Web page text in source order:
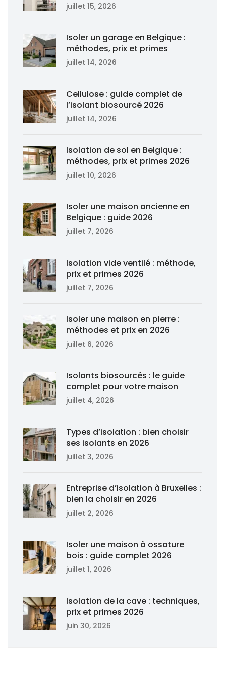
juillet 15, 2026
Isoler un garage en Belgique :
méthodes, prix et primes
juillet 14, 2026
Cellulose : guide complet de
l’isolant biosourcé 2026
juillet 14, 2026
Isolation de sol en Belgique :
méthodes, prix et primes 2026
juillet 10, 2026
Isoler une maison ancienne en
Belgique : guide 2026
juillet 7, 2026
Isolation vide ventilé : méthode,
prix et primes 2026
juillet 7, 2026
Isoler une maison en pierre :
méthodes et prix en 2026
juillet 6, 2026
Isolants biosourcés : le guide
complet pour votre maison
juillet 4, 2026
Types d’isolation : bien choisir
ses isolants en 2026
juillet 3, 2026
Entreprise d’isolation à Bruxelles :
bien la choisir en 2026
juillet 2, 2026
Isoler une maison à ossature
bois : guide complet 2026
juillet 1, 2026
Isolation de la cave : techniques,
prix et primes 2026
juin 30, 2026